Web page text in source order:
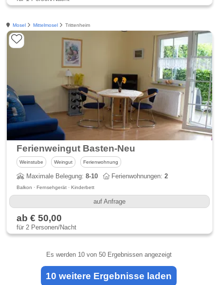
Mosel Mittelmosel Trittenheim
Ferienweingut Basten-Neu
Weinstube Weingut Ferienwohnung
Maximale Belegung:8-10 Ferienwohnungen:2
Balkon · Fernsehgerät · Kinderbett
auf Anfrage
ab € 50,00
für 2 Personen/Nacht
Es werden 10von 50 Ergebnissen angezeigt
10 weitere Ergebnisse laden